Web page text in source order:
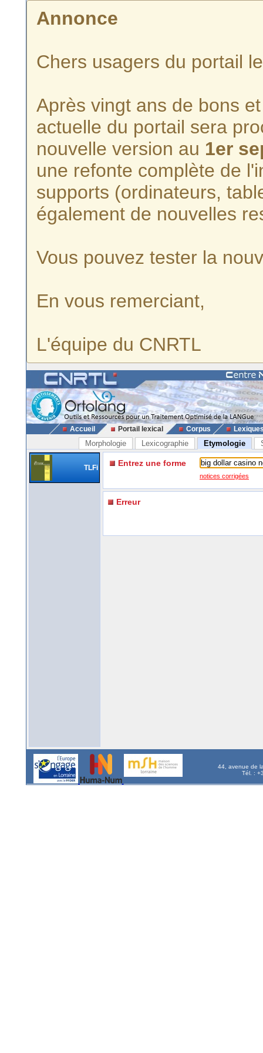
Annonce
Chers usagers du portail
Après vingt ans de bons
actuelle du portail sera
nouvelle version au 1er
une refonte complète de
supports (ordinateurs,
également de nouvelles
Vous pouvez tester la
En vous remerciant,
L'équipe du CNRTL
Accueil Portail lexical Corpus
Morphologie Lexicographie Etymologie
TLFi Entrez une forme
notices corrigées
Erreur
44, avenue de
Tél. :